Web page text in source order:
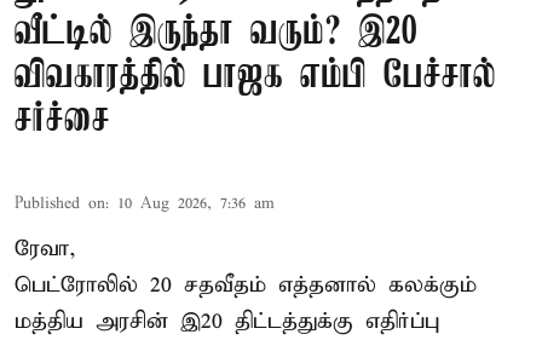
வீட்டில் இருந்தா வரும்? இ20
விவகாரத்தில் பாஜக எம்பி பேச்சால்
சர்ச்சை
Published on: 10 Aug 2026, 7:36 am
ரேவா,
பெட்ரோலில் 20 சதவீதம் எத்தனால் கலக்கும்
மத்திய அரசின் இ20 திட்டத்துக்கு எதிர்ப்பு